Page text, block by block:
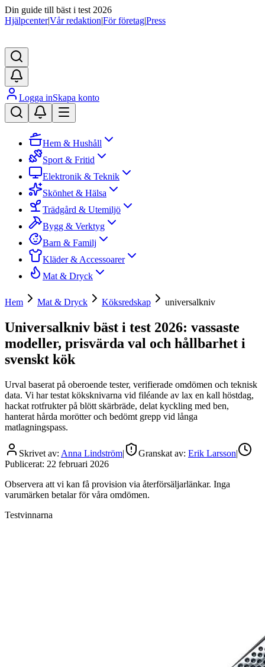
Din guide till bäst i test 2026
Hjälpcenter|Vår redaktion|För företag|Press
Logga inSkapa konto
Hem & Hushåll
Sport & Fritid
Elektronik & Teknik
Skönhet & Hälsa
Trädgård & Utemiljö
Bygg & Verktyg
Barn & Familj
Kläder & Accessoarer
Mat & Dryck
Hem Mat & Dryck Köksredskap universalkniv
Universalkniv bäst i test 2026: vassaste
modeller, prisvärda val och hållbarhet i
svenskt kök
Urval baserat på oberoende tester, verifierade omdömen och teknisk
data. Vi har testat köksknivarna vid filéande av lax en kall höstdag,
hackat rotfrukter på blött skärbräde, delat kyckling med ben,
hanterat hårda morötter och bedömt grepp vid långa
matlagningspass.
Skrivet av: Anna Lindström| Granskat av: Erik Larsson|
Publicerat: 22 februari 2026
Observera att vi kan få provision via återförsäljarlänkar. Inga
varumärken betalar för våra omdömen.
Testvinnarna